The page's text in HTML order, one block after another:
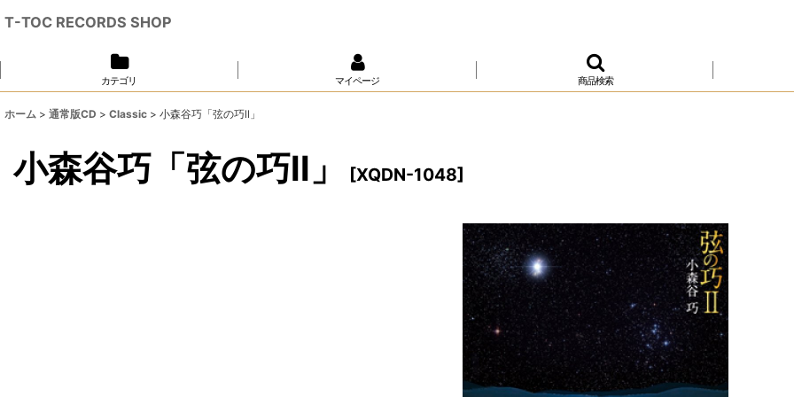
T-TOC RECORDS SHOP
カテゴリ マイページ 商品検索
ホーム > 通常版CD > Classic > 小森谷巧「弦の巧ll」
小森谷巧「弦の巧ll」 [XQDN-1048]